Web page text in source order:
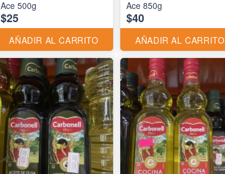
Ace 500g
$25
AÑADIR AL CARRITO
Ace 850g
$40
AÑADIR AL CARRITO